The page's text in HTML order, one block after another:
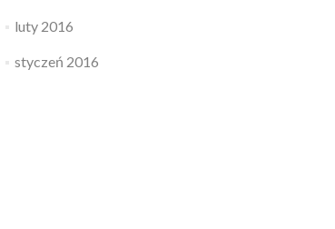
luty 2016
styczeń 2016